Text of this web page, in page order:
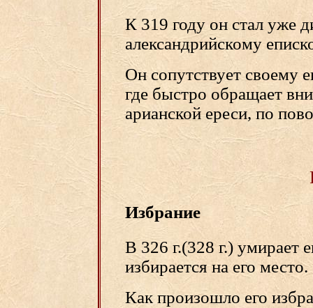
К 319 году он стал уже
александрийскому
Он сопутствует своему
где быстро обращает
арианской ереси, по
Избрание
В 326 г.(328 г.) умирает
избирается на его место.
Как произошло его